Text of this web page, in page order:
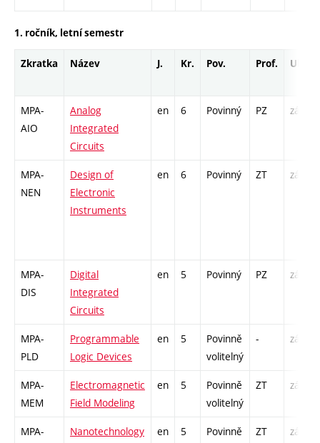
1. ročník, letní semestr
Zkratka Název J. Kr. Pov. Prof. Uk.
MPA-
AIO
Analog
Integrated
Circuits
en 6 Povinný PZ zá,zk
MPA-
NEN
Design of
Electronic
Instruments
en 6 Povinný ZT zá,zk
MPA-
DIS
Digital
Integrated
Circuits
en 5 Povinný PZ zá,zk
MPA-
PLD
Programmable
Logic Devices
en 5
Povinně
volitelný
- zá,zk
MPA-
MEM
Electromagnetic
Field Modeling
en 5
Povinně
volitelný
ZT zá,zk
MPA-
Nanotechnology en 5
Povinně
ZT zá,zk